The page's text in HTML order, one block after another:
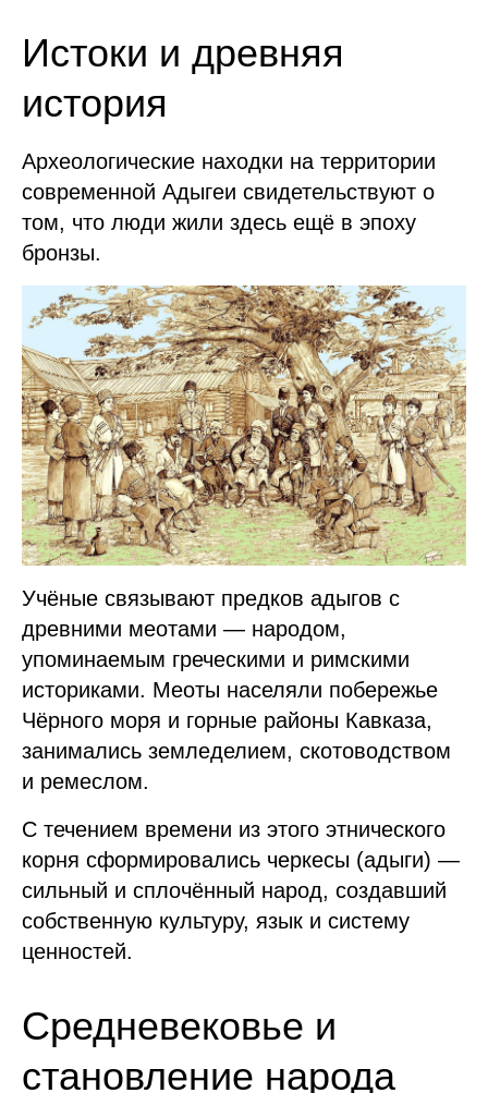
Истоки и древняя
история
Археологические находки на территории
современной Адыгеи свидетельствуют о
том, что люди жили здесь ещё в эпоху
бронзы.
Учёные связывают предков адыгов с
древними меотами — народом,
упоминаемым греческими и римскими
историками. Меоты населяли побережье
Чёрного моря и горные районы Кавказа,
занимались земледелием, скотоводством
и ремеслом.
С течением времени из этого этнического
корня сформировались черкесы (адыги) —
сильный и сплочённый народ, создавший
собственную культуру, язык и систему
ценностей.
Средневековье и
становление народа